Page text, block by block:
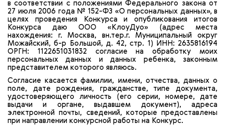
в соответствии с положениями Федерального закона от
27 июля 2006 года № 152-ФЗ «О персональных данных», в
целях проведения Конкурса и опубликования итогов
Конкурса даю ООО «КлоуДуо» (адрес места
нахождения: г. Москва, вн.тер.г. Муниципальный округ
Можайский, б-р Большой, д. 42, стр. 1) ИНН: 2635816194
ОРГН: 1122651031832 согласие на обработку моих
персональных данных и данных ребенка, законным
представителем которого являюсь.
Согласие касается фамилии, имени, отчества, данных о
поле, дате рождения, гражданстве, типе документа,
удостоверяющего личность (его серии, номере, дате
выдачи и органе, выдавшем документ), адреса
электронной почты, сведений, которые предоставлены
при направлении конкурсной работы на Конкурс.